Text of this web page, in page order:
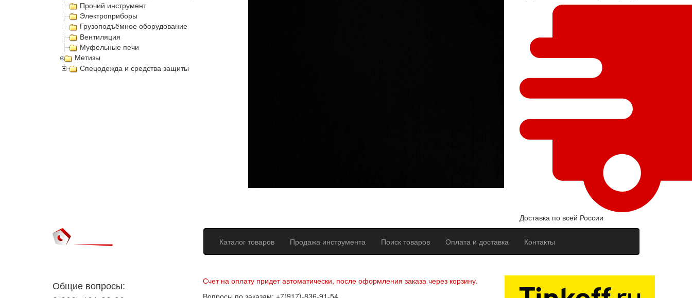
Прочий инструмент
Электроприборы
Грузоподъёмное оборудование
Вентиляция
Муфельные печи
Метизы
Спецодежда и средства защиты
Доставка по всей России
Каталог товаров Продажа инструмента Поиск товаров Оплата и доставка Контакты
Общие вопросы:
Счет на оплату придет автоматически, после оформления заказа через корзину.
Вопросы по заказам: +7(917)-836-91-54